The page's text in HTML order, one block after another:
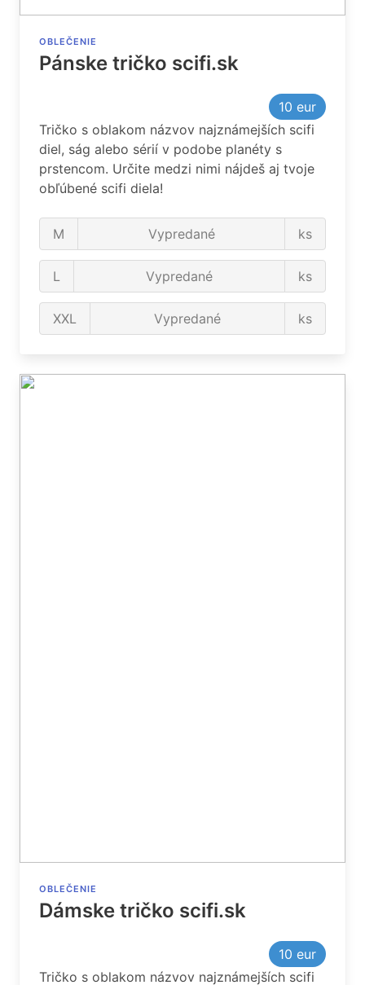
OBLEČENIE
Pánske tričko scifi.sk
10 eur
Tričko s oblakom názvov najznámejších scifi
diel, ság alebo sérií v podobe planéty s
prstencom. Určite medzi nimi nájdeš aj tvoje
obľúbené scifi diela!
M Vypredané ks
L Vypredané ks
XXL Vypredané ks
OBLEČENIE
Dámske tričko scifi.sk
10 eur
Tričko s oblakom názvov najznámejších scifi